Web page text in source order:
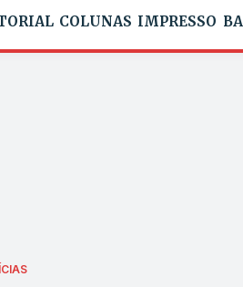
COLUNAS IMPRESSO